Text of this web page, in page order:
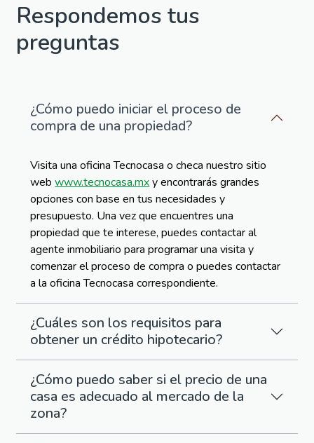
Respondemos tus
preguntas
¿Cómo puedo iniciar el proceso de
compra de una propiedad?
Visita una oficina Tecnocasa o checa nuestro sitio
webwww.tecnocasa.mxy encontrarás grandes
opciones con base en tus necesidades y
presupuesto. Una vez que encuentres una
propiedad que te interese, puedes contactar al
agente inmobiliario para programar una visita y
comenzar el proceso de compra o puedes contactar
a la oficina Tecnocasa correspondiente.
¿Cuáles son los requisitos para
obtener un crédito hipotecario?
¿Cómo puedo saber si el precio de una
casa es adecuado al mercado de la
zona?